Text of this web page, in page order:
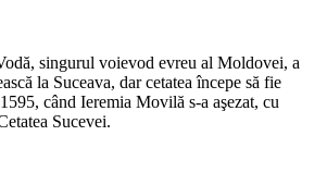
singurul voievod evreu al Moldovei, a
la Suceava, dar cetatea începe să fie
când Ieremia Movilă s-a aşezat, cu
Sucevei.